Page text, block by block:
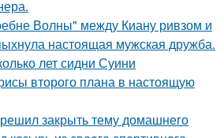
Волны" между Киану ривзом и
настоящая мужская дружба.
лет сидни Суини
второго плана в настоящую
закрыть тему домашнего